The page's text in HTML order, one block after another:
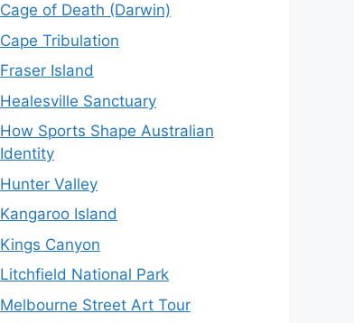
Cage of Death (Darwin)
Cape Tribulation
Fraser Island
Healesville Sanctuary
How Sports Shape Australian
Identity
Hunter Valley
Kangaroo Island
Kings Canyon
Litchfield National Park
Melbourne Street Art Tour